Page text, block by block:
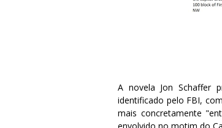
A novela Jon Schaffer
identificado pelo FBI,
mais concretamente